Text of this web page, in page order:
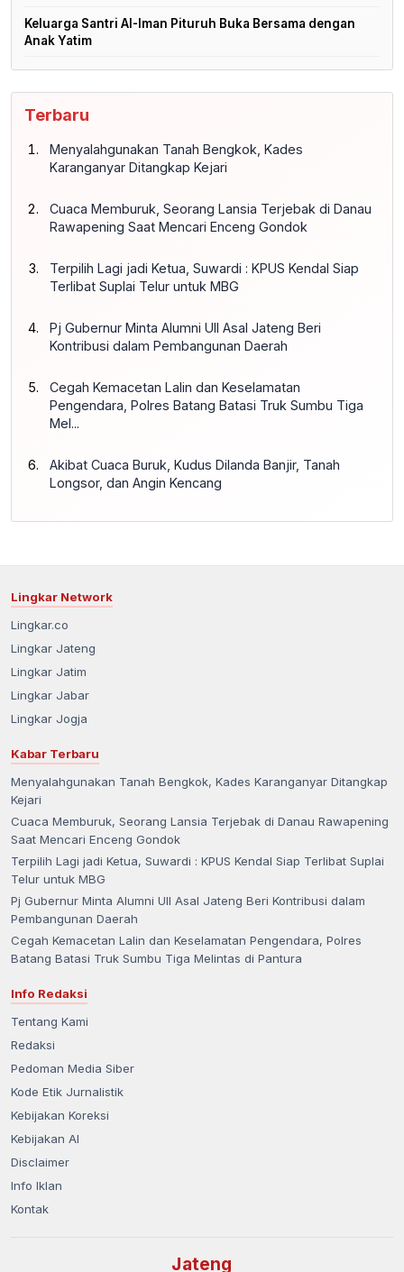
Keluarga Santri Al-Iman Pituruh Buka Bersama dengan
Anak Yatim
Terbaru
Menyalahgunakan Tanah Bengkok, Kades
Karanganyar Ditangkap Kejari
Cuaca Memburuk, Seorang Lansia Terjebak di Danau
Rawapening Saat Mencari Enceng Gondok
Terpilih Lagi jadi Ketua, Suwardi : KPUS Kendal Siap
Terlibat Suplai Telur untuk MBG
Pj Gubernur Minta Alumni UII Asal Jateng Beri
Kontribusi dalam Pembangunan Daerah
Cegah Kemacetan Lalin dan Keselamatan
Pengendara, Polres Batang Batasi Truk Sumbu Tiga
Mel...
Akibat Cuaca Buruk, Kudus Dilanda Banjir, Tanah
Longsor, dan Angin Kencang
Lingkar Network
Lingkar.co
Lingkar Jateng
Lingkar Jatim
Lingkar Jabar
Lingkar Jogja
Kabar Terbaru
Menyalahgunakan Tanah Bengkok, Kades Karanganyar Ditangkap
Kejari
Cuaca Memburuk, Seorang Lansia Terjebak di Danau Rawapening
Saat Mencari Enceng Gondok
Terpilih Lagi jadi Ketua, Suwardi : KPUS Kendal Siap Terlibat Suplai
Telur untuk MBG
Pj Gubernur Minta Alumni UII Asal Jateng Beri Kontribusi dalam
Pembangunan Daerah
Cegah Kemacetan Lalin dan Keselamatan Pengendara, Polres
Batang Batasi Truk Sumbu Tiga Melintas di Pantura
Info Redaksi
Tentang Kami
Redaksi
Pedoman Media Siber
Kode Etik Jurnalistik
Kebijakan Koreksi
Kebijakan AI
Disclaimer
Info Iklan
Kontak
Jateng